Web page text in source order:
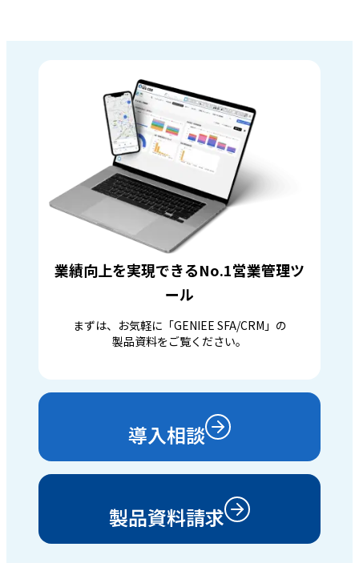
業績向上を実現できるNo.1営業管理ツ
ール
まずは、お気軽に「GENIEE SFA/CRM」の
製品資料をご覧ください。
導入相談
製品資料請求